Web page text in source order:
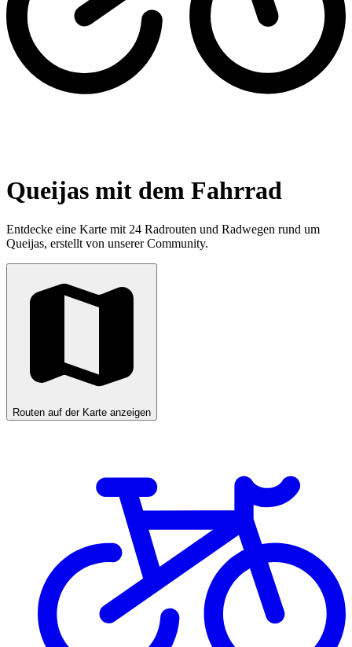
Queijas mit dem Fahrrad
Entdecke eine Karte mit 24 Radrouten und Radwegen rund um
Queijas, erstellt von unserer Community.
Routen auf der Karte anzeigen